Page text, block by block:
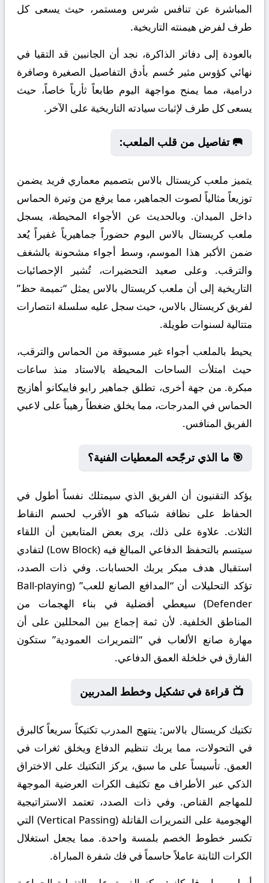
المباشرة عن تنافس شرس ومستمر، حيث يسعى كل
طرف لفرض هيمنته التاريخية.
بالعودة إلى دفاتر الذاكرة، نجد أن الجانبين قد التقيا في
نهائي كؤوس مثير حُسم بأدق التفاصيل الصغيرة وصافرة
درامية، مما يمنح مواجهة اليوم طابعاً ثأرياً خاصاً، حيث
يسعى كل طرف لإثبات سيادته التاريخية على الآخر.
🥅 تفاصيل من قلب الملعب:
يتميز ملعب كريستال بالاس بتصميم معماري فريد يضمن
توزيعاً مثالياً لصوت الجماهير، مما يرفع من وتيرة الحماس
داخل الميدان. وبالحديث عن الأجواء المحيطة، يسجل
ملعب كريستال بالاس اليوم حضوراً جماهيرياً غفيراً يُعد
ضمن الأكبر هذا الموسم، وسط أجواء مشحونة بالشغف
والترقب. وعلى صعيد التحضيرات، تُشير الإحصائيات
التاريخية إلى أن ملعب كريستال بالاس يمثل “تميمة حظ”
لفريق كريستال بالاس، حيث سجل عليه سلسلة انتصارات
متتالية لسنوات طويلة.
يحيط بالملعب أجواء غير مسبوقة من الحماس والترقب،
حيث امتلأت الساحات المحيطة بالاستاد منذ ساعات
مبكرة. من جهة أخرى، تطلق جماهير رايو فاييكانو أهازيج
الحماس في المدرجات، مما يخلق ضغطاً رهيباً على لاعبي
الفريق المنافس.
🎯 ما الذي ترجّحه المعطيات الفنية؟
يؤكد التقنيون أن الفريق الذي سيمتلك نفساً أطول في
الحفاظ على نظافة شباكه هو الأقرب لحسم النقاط
الثلاث. علاوة على ذلك، يرى بعض المتابعين أن اللقاء
سيتسم بالتحفظ الدفاعي المبالغ فيه (Low Block) لتفادي
استقبال هدف مبكر يربك الحسابات. وفي ذات الصدد،
تؤكد التحليلات أن “المدافع الصانع للعب” (Ball-playing
Defender) سيعطي أفضلية في بناء الهجمات من
المناطق الخلفية. لأن ثمة إجماع بين المحللين على أن
مهارة صانع الألعاب في “التمريرات العمودية” ستكون
الفارق في خلخلة العمق الدفاعي.
📺 قراءة في تشكيل وخطط المدربين
تكتيك كريستال بالاس: ينتهج المدرب تكتيكاً سريعاً كالبرق
في التحولات، مما يربك تنظيم الدفاع ويخلق ثغرات في
العمق. تأسيساً على ما سبق، يركز التكتيك على الاختراق
الذكي عبر الأطراف مع تكثيف الكرات العرضية الموجهة
للمهاجم القناص. وفي ذات الصدد، تعتمد الاستراتيجية
الهجومية على التمريرات القاتلة (Vertical Passing) التي
تكسر خطوط الخصم بلمسة واحدة. مما يجعل استغلال
الكرات الثابتة عاملاً حاسماً في فك شفرة المباراة.